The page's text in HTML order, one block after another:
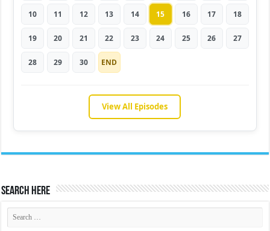
10 11 12 13 14 15 16 17 18
19 20 21 22 23 24 25 26 27
28 29 30 END
View All Episodes
Search Here